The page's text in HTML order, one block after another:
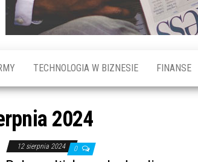
TECHNOLOGIA W BIZNESIE FINANSE
2024
12 sierpnia 2024 0